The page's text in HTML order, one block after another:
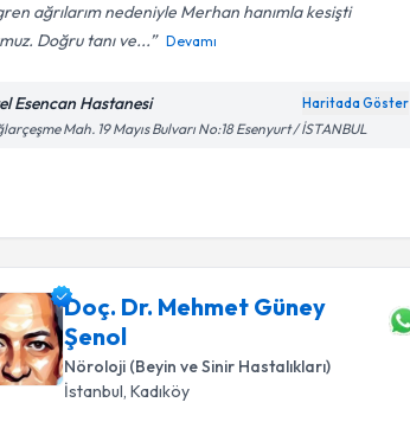
ağrılarım nedeniyle Merhan hanımla kesişti
Doğru tanı ve...
Devamı
Esencan Hastanesi Haritada Göster
Mah. 19 Mayıs Bulvarı No:18 Esenyurt / İSTANBUL
Doç. Dr. Mehmet Güney
Şenol
Nöroloji (Beyin ve Sinir Hastalıkları)
İstanbul ,Kadıköy